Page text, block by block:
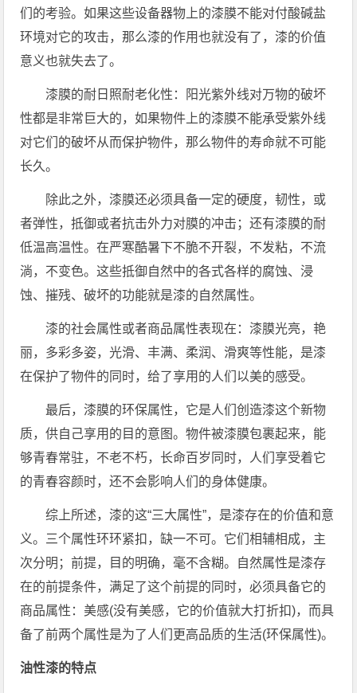
们的考验。如果这些设备器物上的漆膜不能对付酸碱盐
环境对它的攻击，那么漆的作用也就没有了，漆的价值
意义也就失去了。
漆膜的耐日照耐老化性：阳光紫外线对万物的破坏
性都是非常巨大的，如果物件上的漆膜不能承受紫外线
对它们的破坏从而保护物件，那么物件的寿命就不可能
长久。
除此之外，漆膜还必须具备一定的硬度，韧性，或
者弹性，抵御或者抗击外力对膜的冲击；还有漆膜的耐
低温高温性。在严寒酷暑下不脆不开裂，不发粘，不流
淌，不变色。这些抵御自然中的各式各样的腐蚀、浸
蚀、摧残、破坏的功能就是漆的自然属性。
漆的社会属性或者商品属性表现在：漆膜光亮，艳
丽，多彩多姿，光滑、丰满、柔润、滑爽等性能，是漆
在保护了物件的同时，给了享用的人们以美的感受。
最后，漆膜的环保属性，它是人们创造漆这个新物
质，供自己享用的目的意图。物件被漆膜包裹起来，能
够青春常驻，不老不朽，长命百岁同时，人们享受着它
的青春容颜时，还不会影响人们的身体健康。
综上所述，漆的这“三大属性”，是漆存在的价值和意
义。三个属性环环紧扣，缺一不可。它们相辅相成，主
次分明；前提，目的明确，毫不含糊。自然属性是漆存
在的前提条件，满足了这个前提的同时，必须具备它的
商品属性：美感(没有美感，它的价值就大打折扣)，而具
备了前两个属性是为了人们更高品质的生活(环保属性)。
油性漆的特点